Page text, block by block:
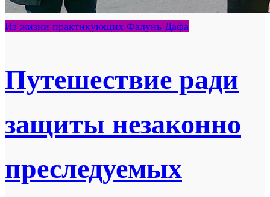
Из жизни практикующих Фалунь Дафа
Путешествие ради
защиты незаконно
преследуемых